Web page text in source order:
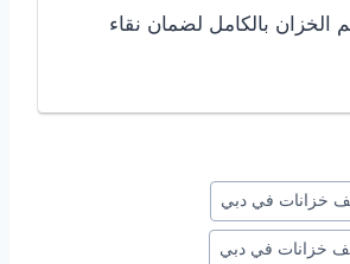
الخزان بالكامل لضمان نقاء
خزانات في دبي
خزانات في دبي